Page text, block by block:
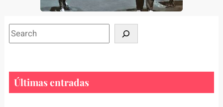
S
e
r
h
Últimas entradas